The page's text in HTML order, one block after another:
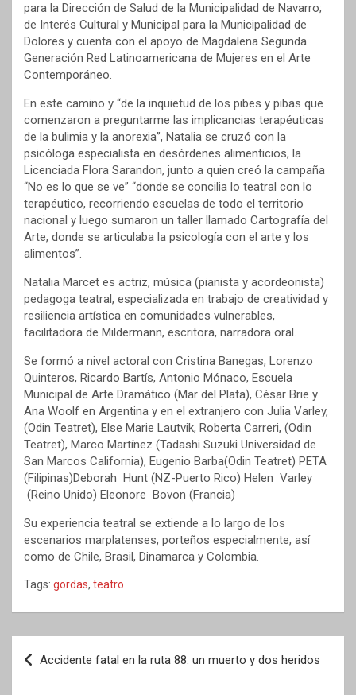
para la Dirección de Salud de la Municipalidad de Navarro;
de Interés Cultural y Municipal para la Municipalidad de
Dolores y cuenta con el apoyo de Magdalena Segunda
Generación Red Latinoamericana de Mujeres en el Arte
Contemporáneo.
En este camino y “de la inquietud de los pibes y pibas que
comenzaron a preguntarme las implicancias terapéuticas
de la bulimia y la anorexia”, Natalia se cruzó con la
psicóloga especialista en desórdenes alimenticios, la
Licenciada Flora Sarandon, junto a quien creó la campaña
“No es lo que se ve” “donde se concilia lo teatral con lo
terapéutico, recorriendo escuelas de todo el territorio
nacional y luego sumaron un taller llamado Cartografía del
Arte, donde se articulaba la psicología con el arte y los
alimentos”.
Natalia Marcet es actriz, música (pianista y acordeonista)
pedagoga teatral, especializada en trabajo de creatividad y
resiliencia artística en comunidades vulnerables,
facilitadora de Mildermann, escritora, narradora oral.
Se formó a nivel actoral con Cristina Banegas, Lorenzo
Quinteros, Ricardo Bartís, Antonio Mónaco, Escuela
Municipal de Arte Dramático (Mar del Plata), César Brie y
Ana Woolf en Argentina y en el extranjero con Julia Varley,
(Odin Teatret), Else Marie Lautvik, Roberta Carreri, (Odin
Teatret), Marco Martínez (Tadashi Suzuki Universidad de
San Marcos California), Eugenio Barba(Odin Teatret) PETA
(Filipinas)Deborah Hunt (NZ-Puerto Rico) Helen Varley
(Reino Unido) Eleonore Bovon (Francia)
Su experiencia teatral se extiende a lo largo de los
escenarios marplatenses, porteños especialmente, así
como de Chile, Brasil, Dinamarca y Colombia.
Tags: gordas, teatro
Navegación
de
Accidente fatal en la ruta 88: un muerto y dos heridos